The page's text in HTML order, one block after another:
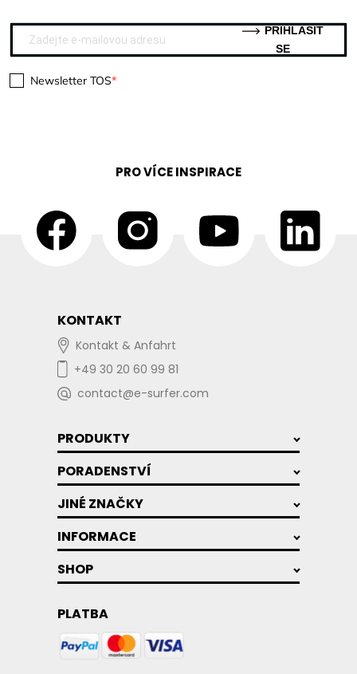
Newsletter TOS
SE
PRO VÍCE INSPIRACE
KONTAKT
Kontakt & Anfahrt
+49 30 20 60 99 81
contact@e-surfer.com
PRODUKTY
PORADENSTVÍ
JINÉ ZNAČKY
INFORMACE
SHOP
PLATBA